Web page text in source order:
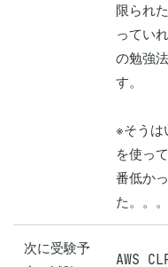
限られ
ってい
の勉強
す。
※そうは
を使っ
番低か
た。。。
次に受験予
AWS